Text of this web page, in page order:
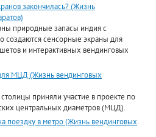
закончилась? (Жизнь
природные запасы индия с
создаются сенсорные экраны для
и интерактивных вендинговых
МЦД (Жизнь вендинговых
приняли участие в проекте по
центральных диаметров (МЦД).
поездку в метро (Жизнь вендинговых